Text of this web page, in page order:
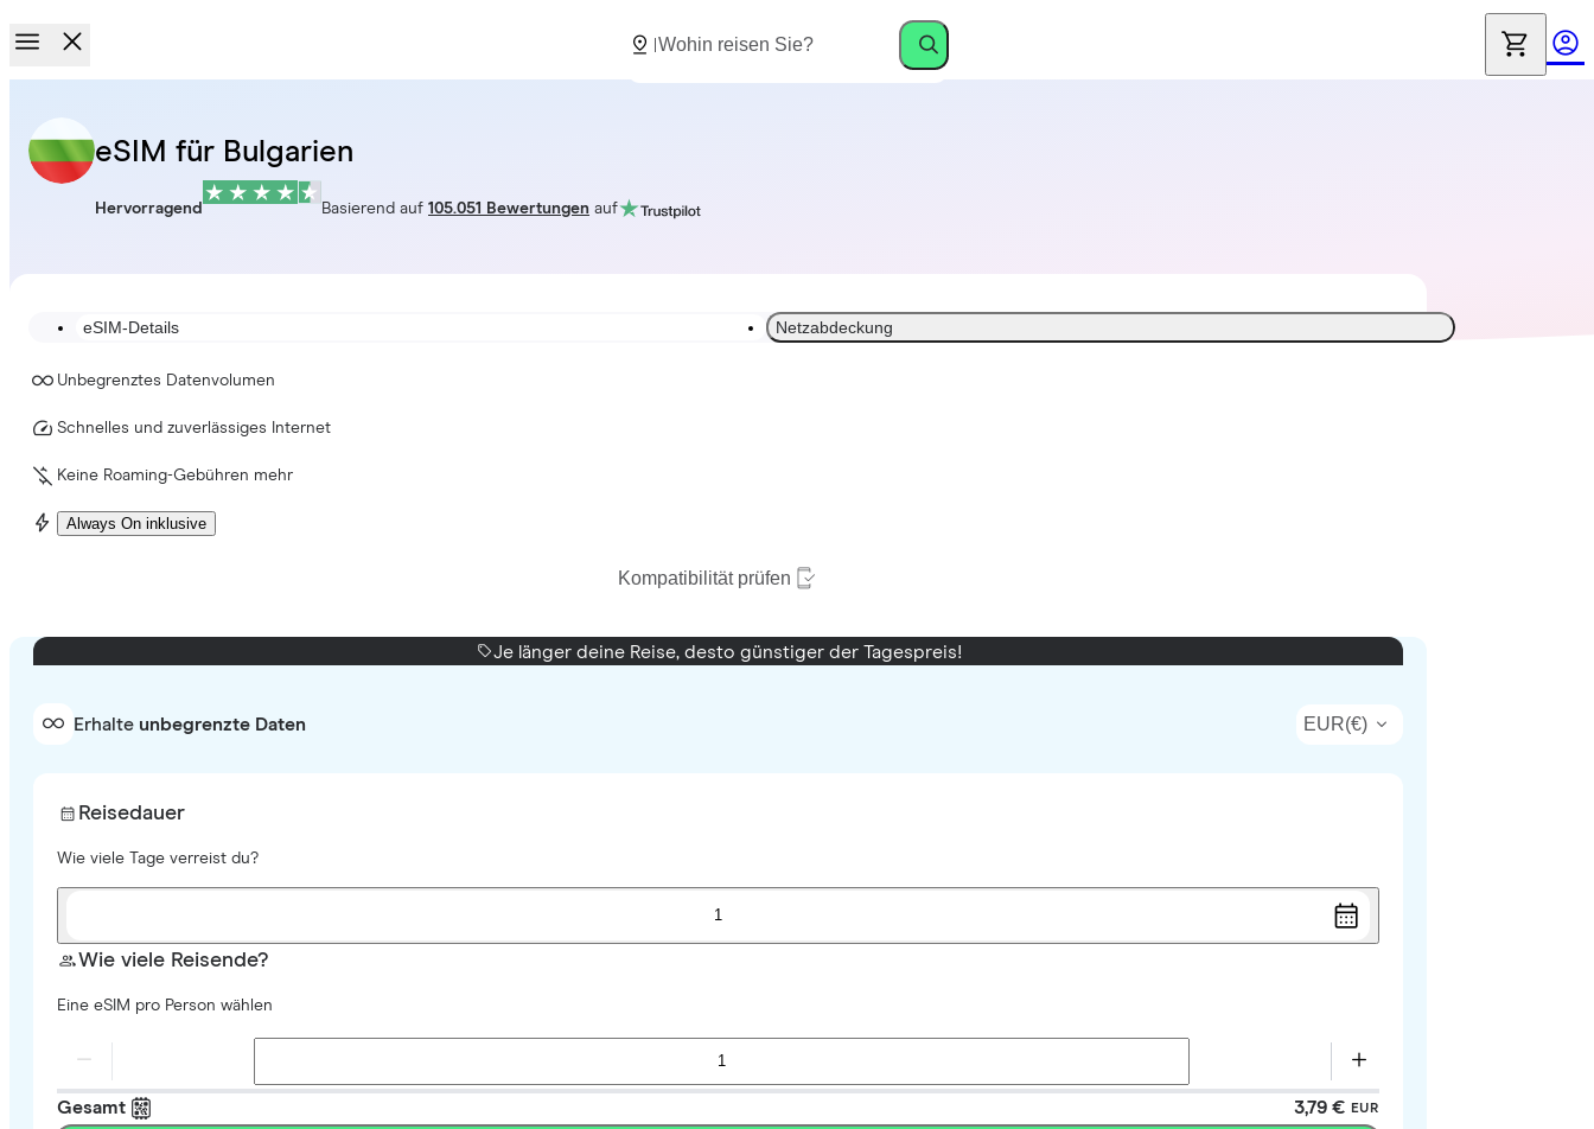
eSIM für Bulgarien
Hervorragend Basierend auf 105.051 Bewertungen auf
eSIM-Details Netzabdeckung
Unbegrenztes Datenvolumen
Schnelles und zuverlässiges Internet
Keine Roaming-Gebühren mehr
Always On inklusive
Kompatibilität prüfen
Je länger deine Reise, desto günstiger der Tagespreis!
Erhalte unbegrenzte Daten EUR(€)
Reisedauer
Wie viele Tage verreist du?
1
Wie viele Reisende?
Eine eSIM pro Person wählen
Gesamt 3,79 € EUR